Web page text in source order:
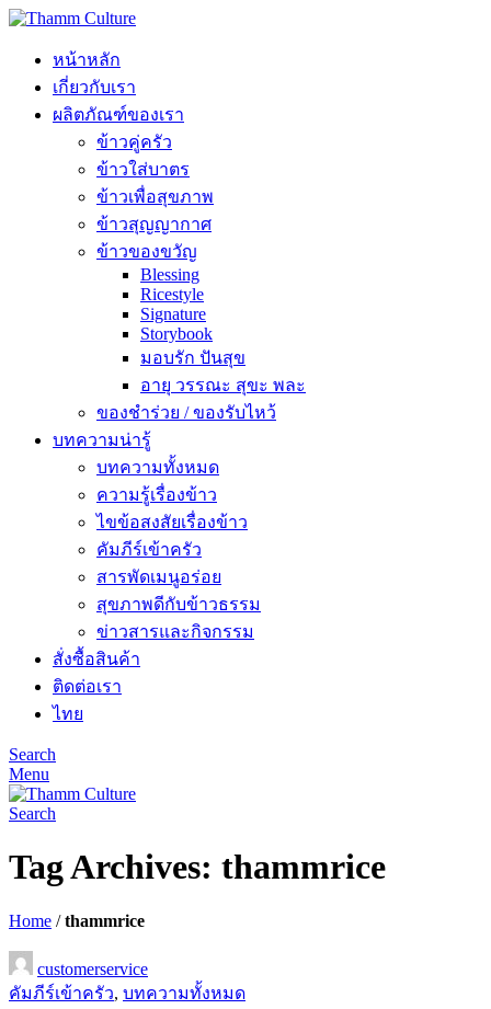
หน้าหลัก
เกี่ยวกับเรา
ผลิตภัณฑ์ของเรา
ข้าวคู่ครัว
ข้าวใส่บาตร
ข้าวเพื่อสุขภาพ
ข้าวสุญญากาศ
ข้าวของขวัญ
Blessing
Ricestyle
Signature
Storybook
มอบรัก ปันสุข
อายุ วรรณะ สุขะ พละ
ของชำร่วย / ของรับไหว้
บทความน่ารู้
บทความทั้งหมด
ความรู้เรื่องข้าว
ไขข้อสงสัยเรื่องข้าว
คัมภีร์เข้าครัว
สารพัดเมนูอร่อย
สุขภาพดีกับข้าวธรรม
ข่าวสารและกิจกรรม
สั่งซื้อสินค้า
ติดต่อเรา
ไทย
Search
Menu
Search
Tag Archives: thammrice
Home /thammrice
customerservice
คัมภีร์เข้าครัว, บทความทั้งหมด